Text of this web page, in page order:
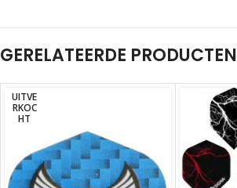
GERELATEERDE PRODUCTEN
UITVE
RKOC
HT